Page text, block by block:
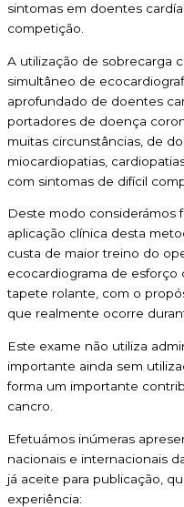
sintomas em doentes
competição.
A utilização de sobrecarga
simultâneo de
aprofundado de doentes
portadores de doença
muitas circunstâncias, de
miocardiopatias,
com sintomas de difícil
Deste modo considerámos
aplicação clínica desta
custa de maior treino do
ecocardiograma de esforço
tapete rolante, com o
que realmente ocorre
Este exame não utiliza
importante ainda sem
forma um importante
cancro.
Efetuámos inúmeras
nacionais e internacionais
já aceite para publicação,
experiência: